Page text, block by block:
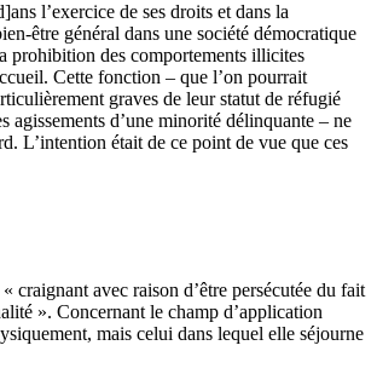
l’exercice de ses droits et dans la
être général dans une société démocratique
prohibition des comportements illicites
Cette fonction – que l’on pourrait
graves de leur statut de réfugié
agissements d’une minorité délinquante – ne
L’intention était de ce point de vue que ces
craignant avec raison d’être persécutée du fait
». Concernant le champ d’application
mais celui dans lequel elle séjourne